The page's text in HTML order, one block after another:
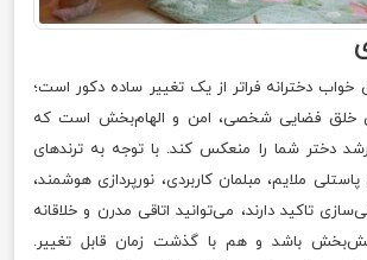
خواب دخترانه فراتر از یک تغییر ساده دکور است؛
خلق فضایی شخصی، امن و الهام‌بخش است که
دختر شما را منعکس کند. با توجه به ترندهای
پاستلی ملایم، مبلمان کاربردی، نورپردازی هوشمند،
تاکید دارند، می‌توانید اتاقی مدرن و خلاقانه
باشد و هم با گذشت زمان قابل تغییر.